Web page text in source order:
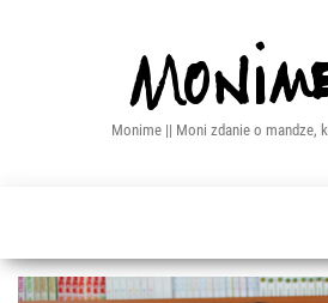
Monime || Moni zdanie o mandze,